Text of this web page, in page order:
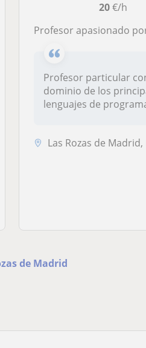
20€/h
Profesor apasionado por la programación web con 8 años de experiencia para
Profesor particular
dominio de los
lenguajes de
Las Rozas de Madrid,
de Madrid